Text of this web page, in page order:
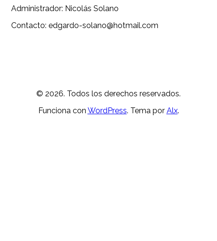
Administrador: Nicolás Solano
Contacto: edgardo-solano@hotmail.com
© 2026. Todos los derechos reservados.
Funciona con WordPress. Tema por Alx.